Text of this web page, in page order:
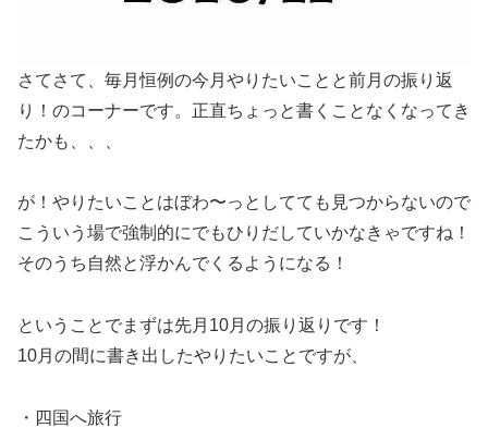
さてさて、毎月恒例の今月やりたいことと前月の振り返
り！のコーナーです。正直ちょっと書くことなくなってき
たかも、、、
が！やりたいことはぼわ〜っとしてても見つからないので
こういう場で強制的にでもひりだしていかなきゃですね！
そのうち自然と浮かんでくるようになる！
ということでまずは先月10月の振り返りです！
10月の間に書き出したやりたいことですが、
・四国へ旅行